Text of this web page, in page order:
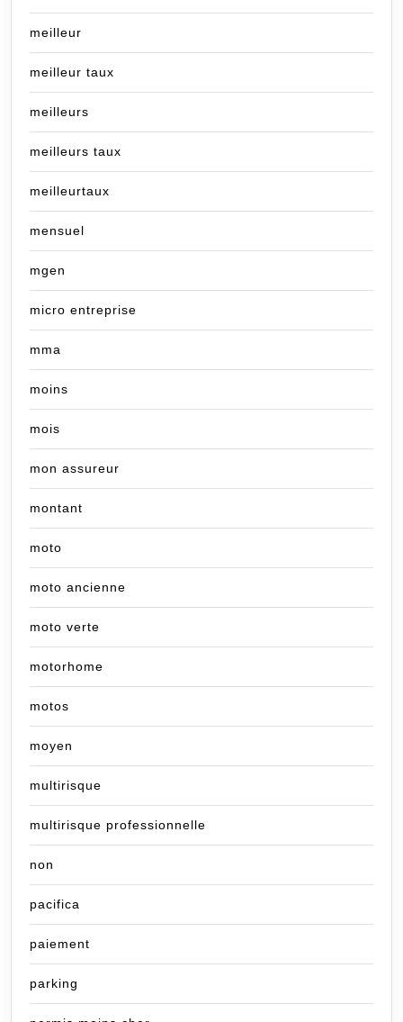
meilleur
meilleur taux
meilleurs
meilleurs taux
meilleurtaux
mensuel
mgen
micro entreprise
mma
moins
mois
mon assureur
montant
moto
moto ancienne
moto verte
motorhome
motos
moyen
multirisque
multirisque professionnelle
non
pacifica
paiement
parking